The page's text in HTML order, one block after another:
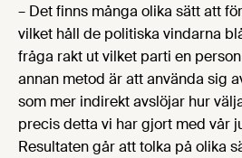
– Det finns många olika sätt att
vilket håll de politiska vindarna
fråga rakt ut vilket parti en
annan metod är att använda sig
som mer indirekt avslöjar hur
precis detta vi har gjort med vår
Resultaten går att tolka på olika